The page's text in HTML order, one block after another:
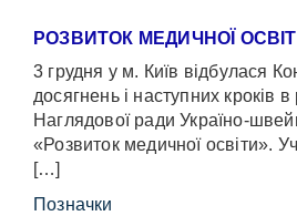
РОЗВИТОК МЕДИЧНОЇ
3 грудня у м. Київ відбулася
досягнень і наступних кроків
Наглядової ради Україно-
«Розвиток медичної освіти».
[…]
Позначки